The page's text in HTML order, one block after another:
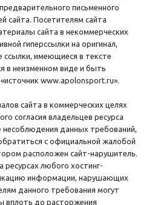
письменного
сайта. Посетителям сайта
сайта в некоммерческих
гиперссылки на оригинал,
ссылки, имеющиеся в тексте
в неизменном виде и быть
www.apolonsport.ru».
сайта в коммерческих целях
согласия владельцев ресурса
несоблюдения данных требований,
с официальной жалобой
расположен сайт-нарушитель.
ресурсах любого хостинг-
информации, нарушающих
данного требования могут
вплоть до расторжения